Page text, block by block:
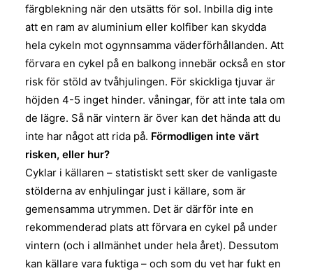
färgblekning när den utsätts för sol. Inbilla dig inte
att en ram av aluminium eller kolfiber kan skydda
hela cykeln mot ogynnsamma väderförhållanden. Att
förvara en cykel på en balkong innebär också en stor
risk för stöld av tvåhjulingen. För skickliga tjuvar är
höjden 4-5 inget hinder. våningar, för att inte tala om
de lägre. Så när vintern är över kan det hända att du
inte har något att rida på. Förmodligen inte värt
risken, eller hur?
Cyklar i källaren – statistiskt sett sker de vanligaste
stölderna av enhjulingar just i källare, som är
gemensamma utrymmen. Det är därför inte en
rekommenderad plats att förvara en cykel på under
vintern (och i allmänhet under hela året). Dessutom
kan källare vara fuktiga – och som du vet har fukt en